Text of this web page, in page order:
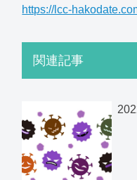
https://lcc-
関連記事